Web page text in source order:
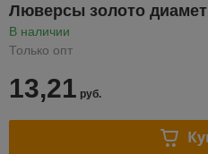
Люверсы золото
В наличии
Только опт
13,21 руб.